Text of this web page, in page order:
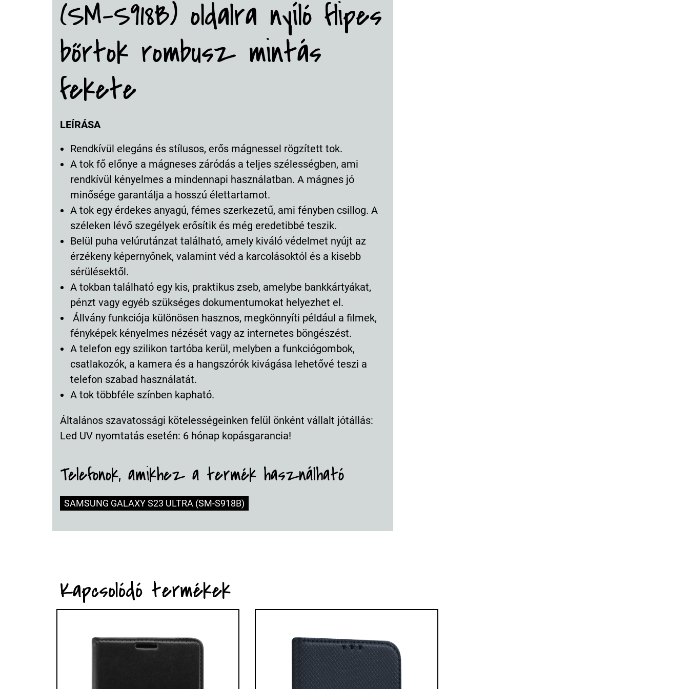
(SM-S918B) oldalra nyíló flipes
bőrtok rombusz mintás
fekete
LEÍRÁSA
Rendkívül elegáns és stílusos, erős mágnessel rögzített tok.
A tok fő előnye a mágneses záródás a teljes szélességben, ami
rendkívül kényelmes a mindennapi használatban. A mágnes jó
minősége garantálja a hosszú élettartamot.
A tok egy érdekes anyagú, fémes szerkezetű, ami fényben csillog. A
széleken lévő szegélyek erősítik és még eredetibbé teszik.
Belül puha velúrutánzat található, amely kiváló védelmet nyújt az
érzékeny képernyőnek, valamint véd a karcolásoktól és a kisebb
sérülésektől.
A tokban található egy kis, praktikus zseb, amelybe bankkártyákat,
pénzt vagy egyéb szükséges dokumentumokat helyezhet el.
Állvány funkciója különösen hasznos, megkönnyíti például a filmek,
fényképek kényelmes nézését vagy az internetes böngészést.
A telefon egy szilikon tartóba kerül, melyben a funkciógombok,
csatlakozók, a kamera és a hangszórók kivágása lehetővé teszi a
telefon szabad használatát.
A tok többféle színben kapható.
Általános szavatossági kötelességeinken felül önként vállalt jótállás:
Led UV nyomtatás esetén: 6 hónap kopásgarancia!
Telefonok, amikhez a termék használható
SAMSUNG GALAXY S23 ULTRA (SM-S918B)
Kapcsolódó termékek